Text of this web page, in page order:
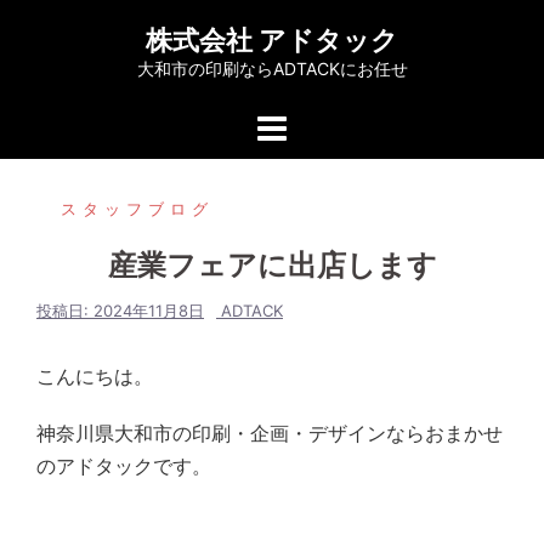
株式会社 アドタック
大和市の印刷ならADTACKにお任せ
スタッフブログ
産業フェアに出店します
投稿日: 2024年11月8日 ADTACK
こんにちは。
神奈川県大和市の印刷・企画・デザインならおまかせ
のアドタックです。